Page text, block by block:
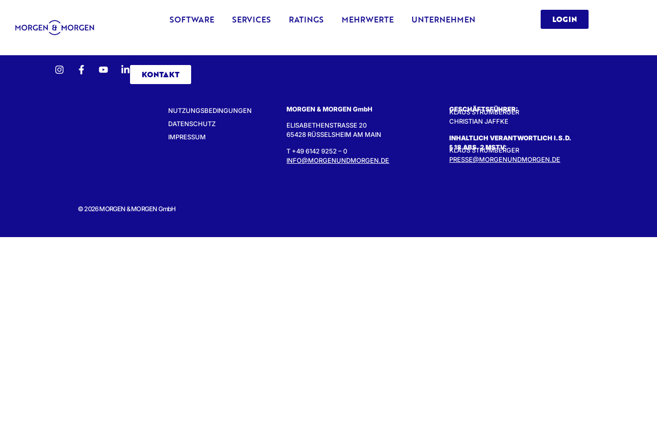
SOFTWARE SERVICES RATINGS MEHRWERTE UNTERNEHMEN LOGIN
KONTAKT
NUTZUNGSBEDINGUNGEN
DATENSCHUTZ
IMPRESSUM
MORGEN & MORGEN GmbH
ELISABETHENSTRASSE 20
65428 RÜSSELSHEIM AM MAIN
T +49 6142 9252 – 0
INFO@MORGENUNDMORGEN.DE
GESCHÄFTSFÜHRER:
KLAUS STRUMBERGER
CHRISTIAN JAFFKE
INHALTLICH VERANTWORTLICH I.S.D.
§ 18 ABS. 2 MSTV:
KLAUS STRUMBERGER
PRESSE@MORGENUNDMORGEN.DE
© 2026 MORGEN & MORGEN GmbH